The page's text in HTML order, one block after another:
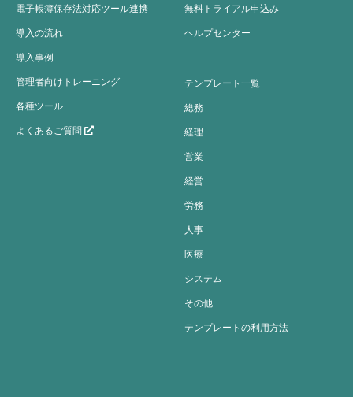
電子帳簿保存法対応ツール連携
導入の流れ
導入事例
管理者向けトレーニング
各種ツール
よくあるご質問
無料トライアル申込み
ヘルプセンター
テンプレート一覧
総務
経理
営業
経営
労務
人事
医療
システム
その他
テンプレートの利用方法